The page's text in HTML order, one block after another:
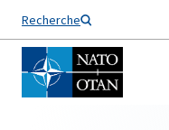
Recherche
Nom de famille*